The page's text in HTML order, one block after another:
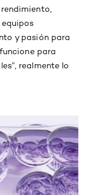
y pasión para
para
realmente lo